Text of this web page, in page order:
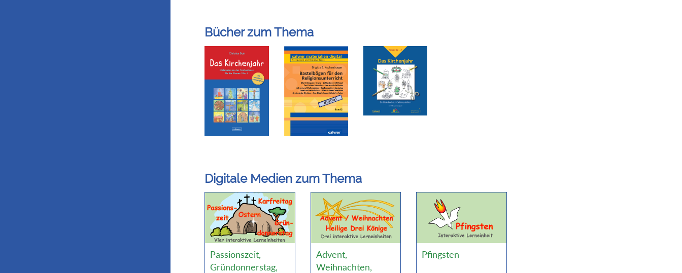
Bücher zum Thema
Digitale Medien zum Thema
Passionszeit,
Gründonnerstag,
Advent,
Weihnachten,
Pfingsten